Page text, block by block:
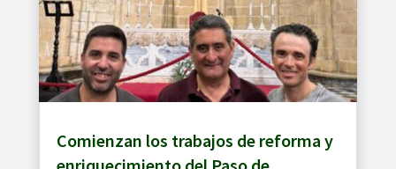
Comienzan los trabajos de reforma y